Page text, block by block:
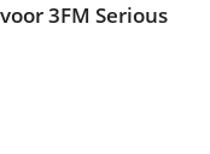
3FM Serious